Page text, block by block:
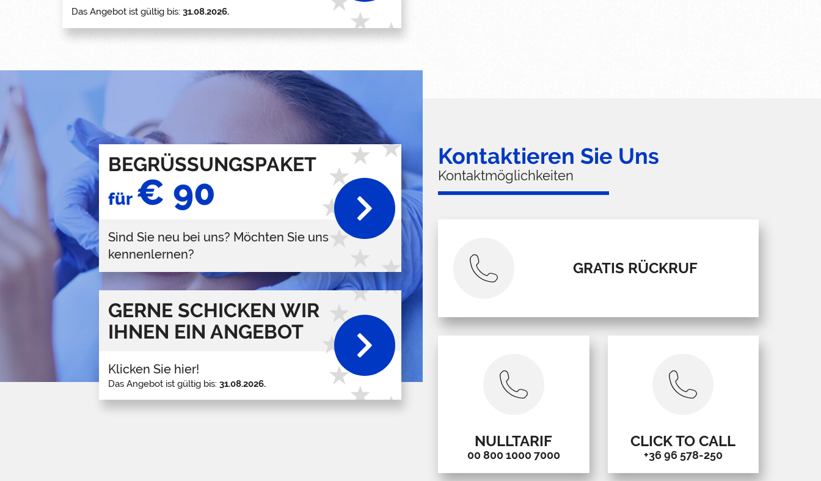
Das Angebot ist gültig bis: 31.08.2026.
BEGRÜSSUNGSPAKET
für € 90
Sind Sie neu bei uns? Möchten Sie uns
kennenlernen?
GERNE SCHICKEN WIR
IHNEN EIN ANGEBOT
Klicken Sie hier!
Das Angebot ist gültig bis: 31.08.2026.
Kontaktieren Sie Uns
Kontaktmöglichkeiten
GRATIS RÜCKRUF
NULLTARIF
00 800 1000 7000
CLICK TO CALL
+36 96 578-250